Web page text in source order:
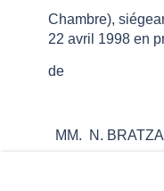
Chambre),
22 avril 1998 en
de
MM. N.